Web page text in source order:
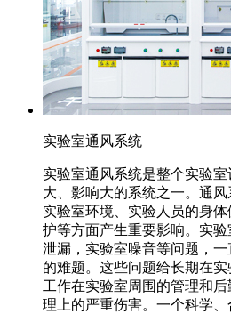
实验室通风系统
实验室通风系统是整个实验
大、影响大的系统之一。通
实验室环境、实验人员的身
护等方面产生重要影响。实
泄漏，实验室噪音等问题，
的难题。这些问题给长期在
工作在实验室周围的管理和
理上的严重伤害。一个科学